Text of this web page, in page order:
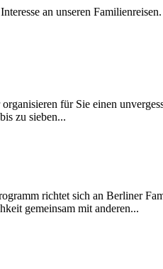
an unseren
für Sie einen
zu sieben...
richtet sich an Berliner
gemeinsam mit anderen...